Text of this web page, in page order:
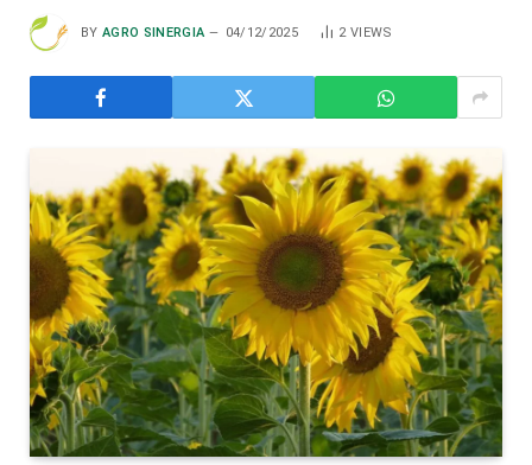
BY AGRO SINERGIA 04/12/2025 2 VIEWS